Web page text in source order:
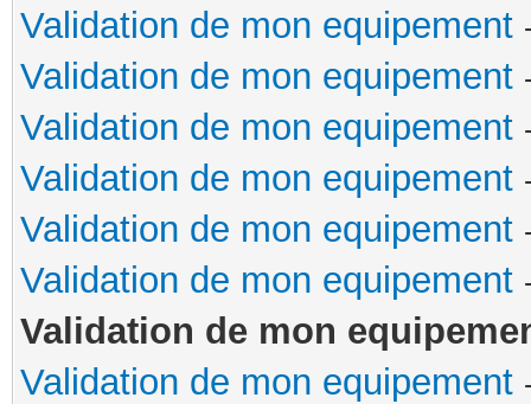
Validation de mon equipement
Validation de mon equipement
Validation de mon equipement
Validation de mon equipement
Validation de mon equipement
Validation de mon equipement
Validation de mon
Validation de mon equipement